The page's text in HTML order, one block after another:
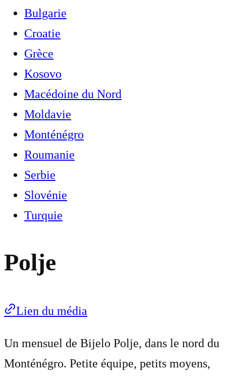
Bulgarie
Croatie
Grèce
Kosovo
Macédoine du Nord
Moldavie
Monténégro
Roumanie
Serbie
Slovénie
Turquie
Polje
Lien du média
Un mensuel de Bijelo Polje, dans le nord du
Monténégro. Petite équipe, petits moyens,